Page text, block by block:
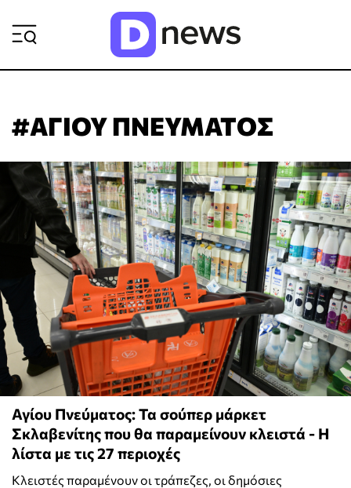
#ΑΓΙΟΥ ΠΝΕΥΜΑΤΟΣ
Αγίου Πνεύματος: Τα σούπερ μάρκετ
Σκλαβενίτης που θα παραμείνουν κλειστά - Η
λίστα με τις 27 περιοχές
Κλειστές παραμένουν οι τράπεζες, οι δημόσιες